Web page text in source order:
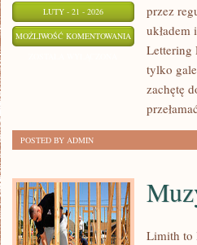
LUTY - 21 - 2026
MOŻLIWOŚĆ KOMENTOWANIA SZTUKA
EDUKACJI
TERAPII
przez
Lettering
tylko
zachętę
przełamać
POSTED BY ADMIN
Limith to